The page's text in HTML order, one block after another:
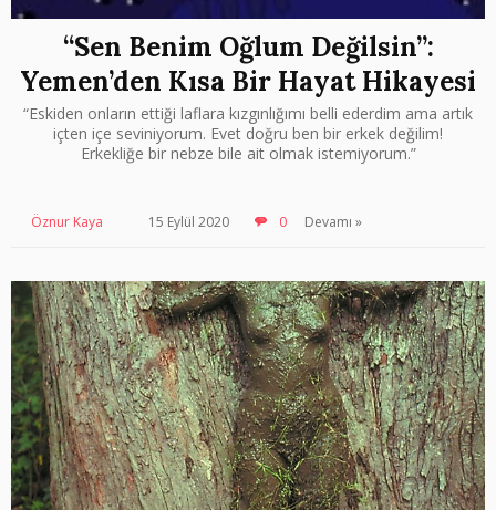
“Sen Benim Oğlum Değilsin”:
Yemen’den Kısa Bir Hayat Hikayesi
“Eskiden onların ettiği laflara kızgınlığımı belli ederdim ama artık
içten içe seviniyorum. Evet doğru ben bir erkek değilim!
Erkekliğe bir nebze bile ait olmak istemiyorum.”
Öznur Kaya 15 Eylül 2020 0 Devamı »